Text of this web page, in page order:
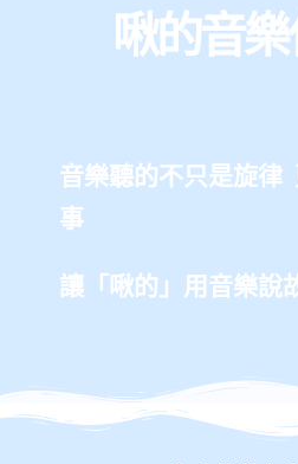
啾的音
音樂聽的不只是旋律
事
讓「啾的」用音樂說